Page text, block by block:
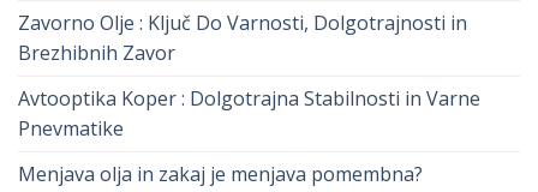
Zavorno Olje : Ključ Do Varnosti, Dolgotrajnosti in
Brezhibnih Zavor
Avtooptika Koper : Dolgotrajna Stabilnosti in Varne
Pnevmatike
Menjava olja in zakaj je menjava pomembna?